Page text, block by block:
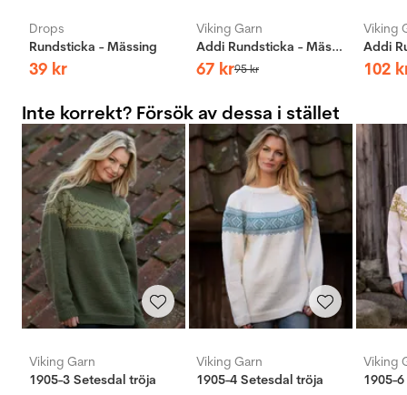
Drops
Rundsticka - Mässing
39 kr
Viking Garn
Addi Rundsticka - Mässing
67 kr95kr
Viking
102
Inte korrekt? Försök av dessa i stället
Viking Garn
1905-3 Setesdal tröja
Viking Garn
1905-4 Setesdal tröja
Viking
1905-